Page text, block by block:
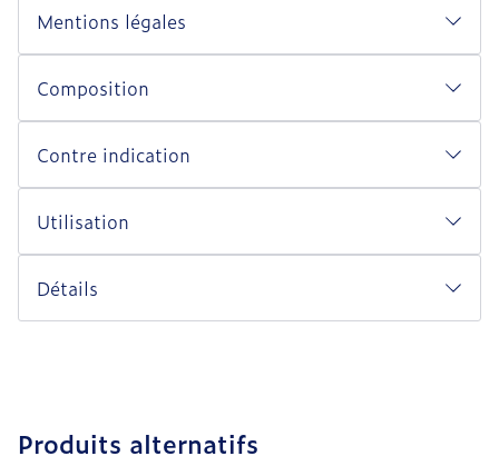
Mentions légales
Composition
Contre indication
Utilisation
Détails
Produits alternatifs